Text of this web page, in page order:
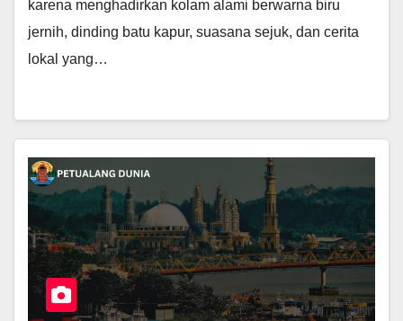
karena menghadirkan kolam alami berwarna biru
jernih, dinding batu kapur, suasana sejuk, dan cerita
lokal yang…